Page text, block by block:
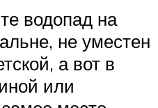
водопад на
не уместен
а вот в
или